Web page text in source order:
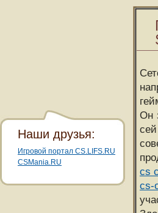
Он
cs
cs-
Наши друзья:
Игровой портал CS.LIFS.RU
CSMania.RU